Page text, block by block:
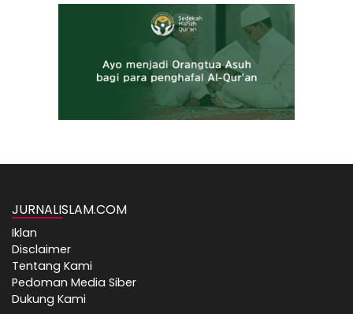
JURNALISLAM.COM
Iklan
Disclaimer
Tentang Kami
Pedoman Media Siber
Dukung Kami